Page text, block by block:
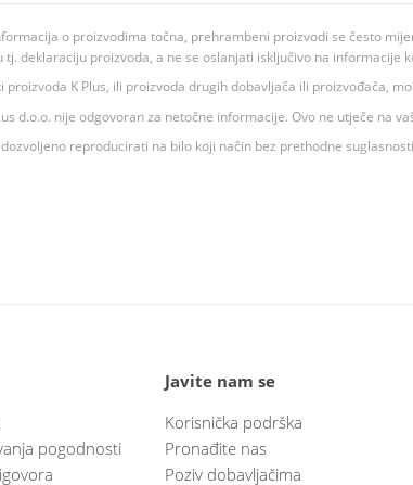
o proizvodima točna, prehrambeni proizvodi se često
deklaraciju proizvoda, a ne se oslanjati isključivo na informacije
K Plus, ili proizvoda drugih dobavljača ili proizvođača,
d.o.o. nije odgovoran za netočne informacije. Ovo ne utječe na
reproducirati na bilo koji način bez prethodne
pogodnosti
Javite nam se
Korisnička podrška
Pronađite nas
Poziv dobavljačima